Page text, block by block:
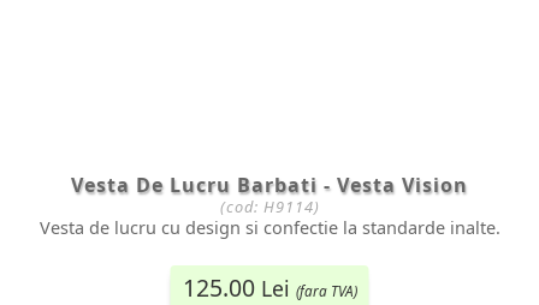
Vesta De Lucru Barbati - Vesta Vision
(cod: H9114)
Vesta de lucru cu design si confectie la standarde inalte.
125.00 Lei (fara TVA)